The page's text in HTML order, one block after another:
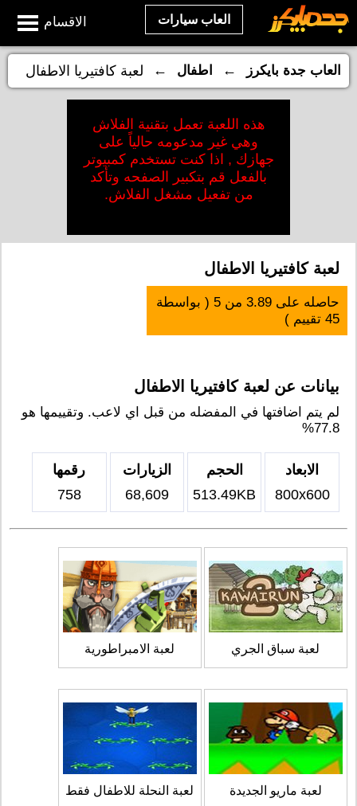
الاقسام العاب سيارات
العاب جدة بايكرز ← اطفال ← لعبة كافتيريا الاطفال
هذه اللعبة تعمل بتقنية الفلاش
وهي غير مدعومه حالياً على
جهازك , اذا كنت تستخدم كمبيوتر
بالفعل قم بتكبير الصفحه وتأكد
من تفعيل مشغل الفلاش.
لعبة كافتيريا الاطفال
حاصله على3.89 من5 ( بواسطة
45 تقييم )
بيانات عن لعبة كافتيريا الاطفال
لم يتم اضافتها في المفضله من قبل اي لاعب. وتقييمها هو
77.8%
الابعاد
800x600
الحجم
513.49KB
الزيارات
68,609
رقمها
758
لعبة سباق الجري لعبة الامبراطورية
لعبة ماريو الجديدة لعبة النحلة للاطفال فقط